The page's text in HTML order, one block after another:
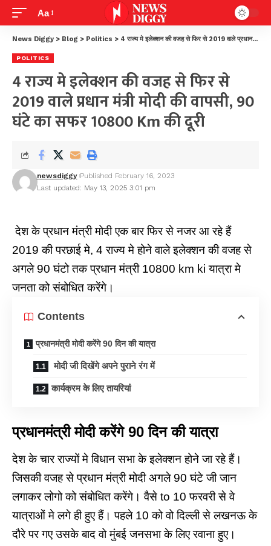
Aa
News Diggy > Blog > Politics > 4 राज्य मे इलेक्शन की वजह से फिर से 2019 वाले प्रधान मंत्री मोदी की वापसी, 90 घंटे का सफर 10800 km की दूरी
POLITICS
4 राज्य मे इलेक्शन की वजह से फिर से
2019 वाले प्रधान मंत्री मोदी की वापसी, 90
घंटे का सफर 10800 Km की दूरी
Last updated: May 13, 2025 3:01 pm
newsdiggy Published February 16, 2023
देश के प्रधान मंत्री मोदी एक बार फिर से नजर आ रहे हैं
2019 की परछाई मे, 4 राज्य मे होने वाले इलेक्शन की वजह से
अगले 90 घंटो तक प्रधान मंत्री 10800 km ki यात्रा मे
जनता को संबोधित करेंगे।
Contents
प्रधानमंत्री मोदी करेंगे 90 दिन की यात्रा
मोदी जी दिखेंगे अपने पुराने रंग में
कार्यक्रम के लिए तायरियां
प्रधानमंत्री मोदी करेंगे 90 दिन की यात्रा
देश के चार राज्यों मे विधान सभा के इलेक्शन होने जा रहे हैं।
जिसकी वजह से प्रधान मंत्री मोदी अगले 90 घंटे जी जान
लगाकर लोगो को संबोधित करेंगे। वैसे to 10 फरवरी से वे
यात्राओं मे लगे ही हुए हैं। पहले 10 को वो दिल्ली से लखनऊ के
दौरे पर गए उसके बाद वो मुंबई जनसभा के लिए रवाना हुए।